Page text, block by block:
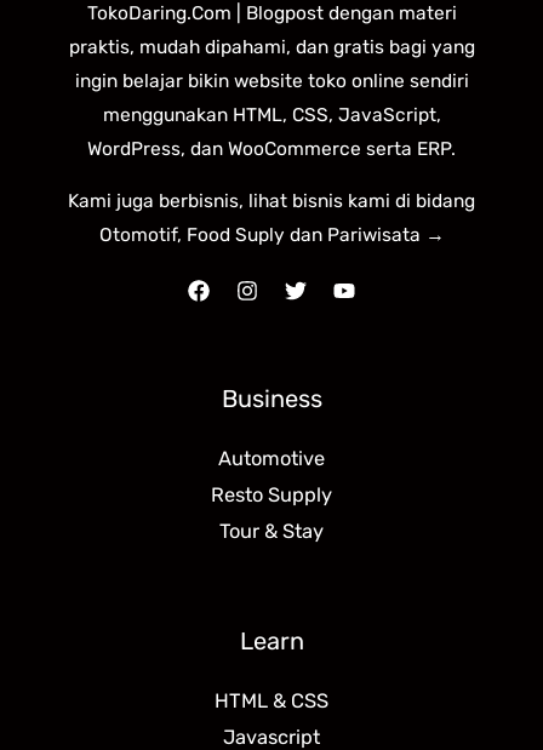
TokoDaring.Com | Blogpost dengan materi
praktis, mudah dipahami, dan gratis bagi yang
ingin belajar bikin website toko online sendiri
menggunakan HTML, CSS, JavaScript,
WordPress, dan WooCommerce serta ERP.
Kami juga berbisnis, lihat bisnis kami di bidang
Otomotif, Food Suply dan Pariwisata →
Business
Automotive
Resto Supply
Tour & Stay
Learn
HTML & CSS
Javascript